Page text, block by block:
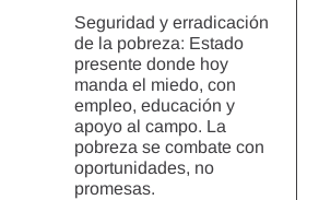
Seguridad y erradicación
de la pobreza: Estado
presente donde hoy
manda el miedo, con
empleo, educación y
apoyo al campo. La
pobreza se combate con
oportunidades, no
promesas.